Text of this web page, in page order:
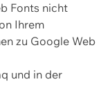
Fonts nicht
Ihrem
zu Google Web
und in der